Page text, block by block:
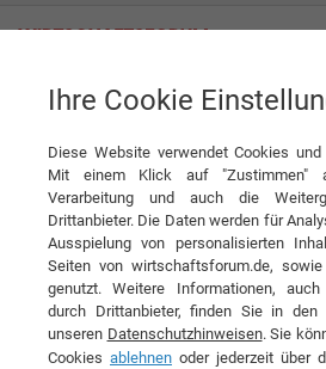
News
Arbeitswelt neu an Bedeutung gewinnt
News
DIESEN ARTIKEL EMPFEHLEN
Mitbestimmung im
Ihre Cookie
Diese Website verwendet Cookies
Mit einem Klick auf "Zustimmen"
Verarbeitung und auch die
Drittanbieter. Die Daten werden für
Ausspielung von personalisierten
Seiten von wirtschaftsforum.de,
genutzt. Weitere Informationen, auch
durch Drittanbieter, finden Sie in den
unseren Datenschutzhinweisen. Sie
Cookies ablehnen oder jederzeit über